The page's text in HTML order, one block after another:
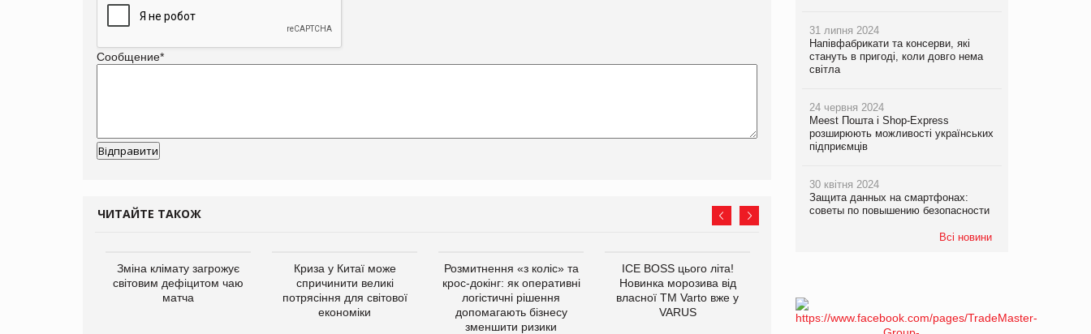
Сообщение*
ЧИТАЙТЕ ТАКОЖ
Зміна клімату загрожує
світовим дефіцитом чаю
матча
Криза у Китаї може
спричинити великі
потрясіння для світової
економіки
Розмитнення «з коліс» та
крос-докінг: як оперативні
логістичні рішення
допомагають бізнесу
зменшити ризики
ICE BOSS цього літа!
Новинка морозива від
власної ТМ Varto вже у
VARUS
асортимент, якого покупці
не очікують побачити на
31 липня 2024
Напівфабрикати та консерви, які
стануть в пригоді, коли довго нема
світла
24 червня 2024
Meest Пошта і Shop-Express
розширюють можливості українських
підприємців
30 квітня 2024
Защита данных на смартфонах:
советы по повышению безопасности
Всі новини